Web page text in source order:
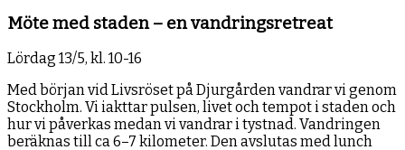
Möte med staden – en vandringsretreat
Lördag 13/5, kl. 10-16
Med början vid Livsröset på Djurgården vandrar vi genom
Stockholm. Vi iakttar pulsen, livet och tempot i staden och
hur vi påverkas medan vi vandrar i tystnad. Vandringen
beräknas till ca 6–7 kilometer. Den avslutas med lunch